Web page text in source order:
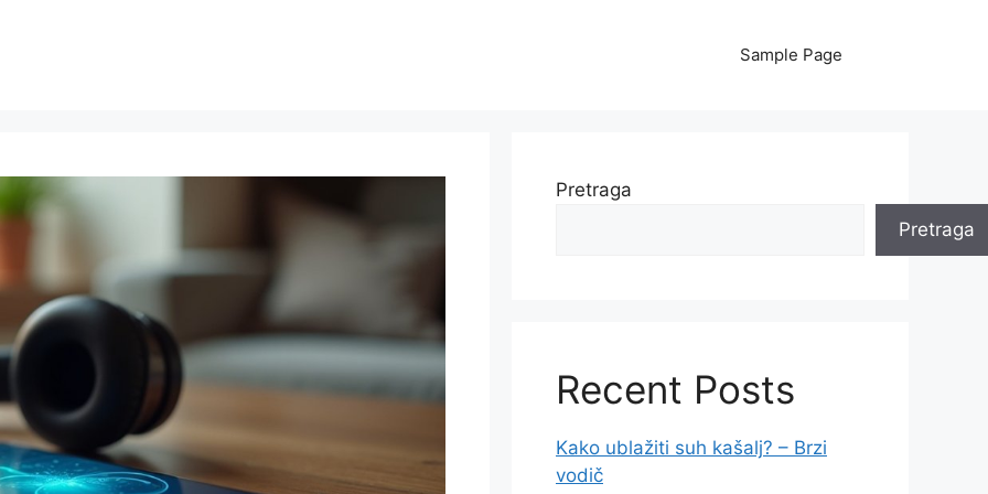
Sample Page
Pretraga
Pretraga
Recent Posts
Kako ublažiti suh kašalj? – Brzi
vodič